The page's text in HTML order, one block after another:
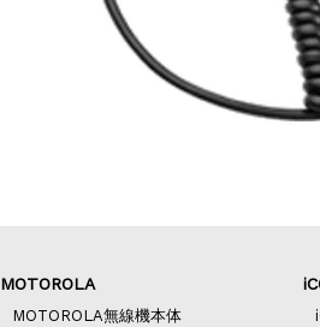
MOTOROLA
MOTOROLA無線機本体